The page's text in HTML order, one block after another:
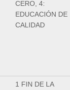
CERO, 4:
EDUCACIÓN DE
CALIDAD
1 FIN DE LA